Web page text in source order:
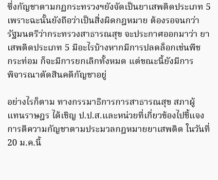
ซึ่งกัญชาตามกฏกระทรวงฯยังจัดเป็นยาเสพติดประเภท 5
เพราะฉะนั้นยังถือว่าเป็นสิ่งผิดกฎหมาย ต้องรอจนกว่า
รัฐมนตรีว่ากระทรวงสาธารณสุข จะประกาศออกมาว่า ยา
เสพติดประเภท 5 มีอะไรบ้างหากมีการปลดล็อกเช่นพืช
กระท่อม ก็จะมีการยกเลิกทั้งหมด แต่ขณะนี้ยังมีการ
พิจารณาตัดสินคดีกัญชาอยู่
อย่างไรก็ตาม ทางกรรมาธิการการสาธารณสุข สภาผู้
แทนราษฎร ได้เชิญ ป.ป.ส.และหน่วยที่เกี่ยวข้องไปชี้แจง
การตีความกัญชาตามประมวลกฎหมายยาเสพติด ในวันที่
20 ม.ค.นี้